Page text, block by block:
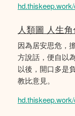
人類圖 人生
因為居安思危，
方說話，便自以
以後，開口多是
教比意見。